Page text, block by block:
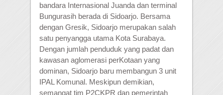
bandara Internasional Juanda dan terminal
Bungurasih berada di Sidoarjo. Bersama
dengan Gresik, Sidoarjo merupakan salah
satu penyangga utama Kota Surabaya.
Dengan jumlah penduduk yang padat dan
kawasan aglomerasi perKotaan yang
dominan, Sidoarjo baru membangun 3 unit
IPAL Komunal. Meskipun demikian,
semangat tim P2CKPR dan pemerintah